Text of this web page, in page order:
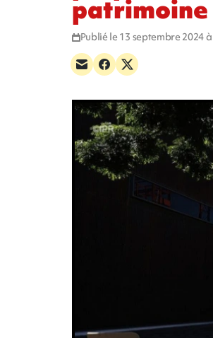
patrimoine
Publié le 13 septembre 2024 à